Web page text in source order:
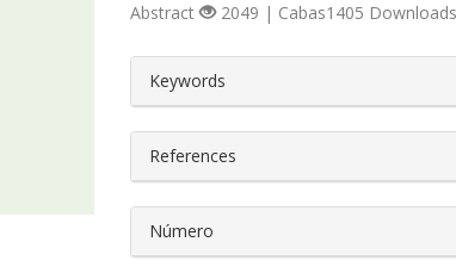
Abstract 2049 | Cabas1405 Downloads
Keywords
References
Número